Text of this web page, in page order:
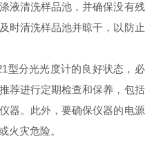
液清洗样品池，并确保没有残
时清洗样品池并晾干，以防止
分光光度计的良好状态，必
荐进行定期检查和保养，包括
器。此外，要确保仪器的电源
火灾危险。